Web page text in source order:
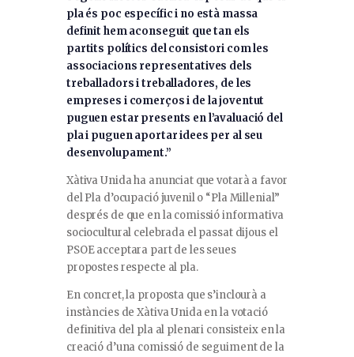
pla és poc específic i no està massa
definit hem aconseguit que tan els
partits polítics del consistori com les
associacions representatives dels
treballadors i treballadores, de les
empreses i comerços i de la joventut
puguen estar presents en l’avaluació del
pla i puguen aportar idees per al seu
desenvolupament.”
Xàtiva Unida ha anunciat que votarà a favor
del Pla d’ocupació juvenil o “Pla Millenial”
després de que en la comissió informativa
sociocultural celebrada el passat dijous el
PSOE acceptara part de les seues
propostes respecte al pla.
En concret, la proposta que s’inclourà a
instàncies de Xàtiva Unida en la votació
definitiva del pla al plenari consisteix en la
creació d’una comissió de seguiment de la